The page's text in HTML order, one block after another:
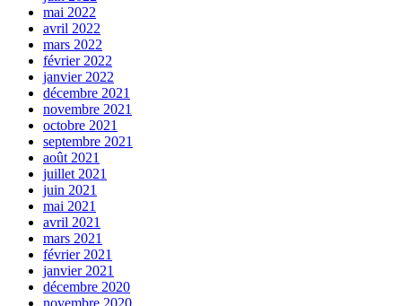
mai 2022
avril 2022
mars 2022
février 2022
janvier 2022
décembre 2021
novembre 2021
octobre 2021
septembre 2021
août 2021
juillet 2021
juin 2021
mai 2021
avril 2021
mars 2021
février 2021
janvier 2021
décembre 2020
novembre 2020